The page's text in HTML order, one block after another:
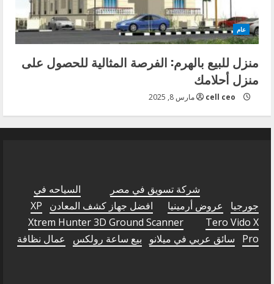
عام
منزل للبيع بالهرم: الفرصة المثالية للحصول على
منزل أحلامك
cell ceo مارس 8, 2025
شركة تسويق في مصر
السياحه في
جورجيا
عروض أرمينيا افضل جهاز كشف المعادن
XP
Xtrem Hunter 3D Ground Scanner
Tero Vido X
Pro
سائق عربي في ميلانو بيع ساعة رولكس عمال نظافة